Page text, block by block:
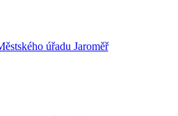
úřadu Jaroměř